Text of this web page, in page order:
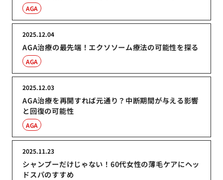
AGA
AGA治療の最先端！エクソソーム療法の可能性を探る
2025.12.04
AGA
AGA治療を再開すれば元通り？中断期間が与える影響
と回復の可能性
2025.12.03
AGA
シャンプーだけじゃない！60代女性の薄毛ケアにヘッ
ドスパのすすめ
2025.11.23